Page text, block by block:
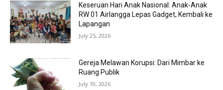
Keseruan Hari Anak Nasional: Anak-Anak
RW 01 Airlangga Lepas Gadget, Kembali ke
Lapangan
July 25, 2026
Gereja Melawan Korupsi: Dari Mimbar ke
Ruang Publik
July 10, 2026